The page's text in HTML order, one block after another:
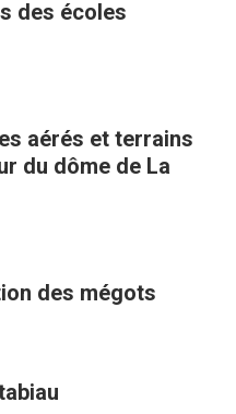
des écoles
aérés et terrains
du dôme de La
des mégots